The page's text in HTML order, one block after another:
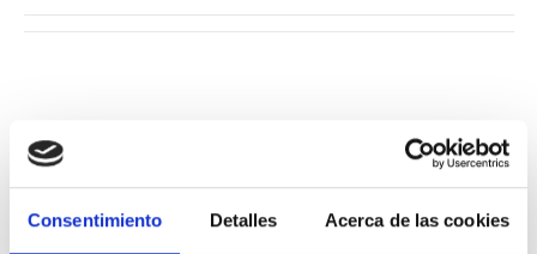
Consentimiento Detalles Acerca de las cookies
Descripción